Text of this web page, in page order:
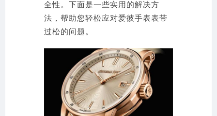
全性。下面是一些实用的解决方
法，帮助您轻松应对爱彼手表表带
过松的问题。